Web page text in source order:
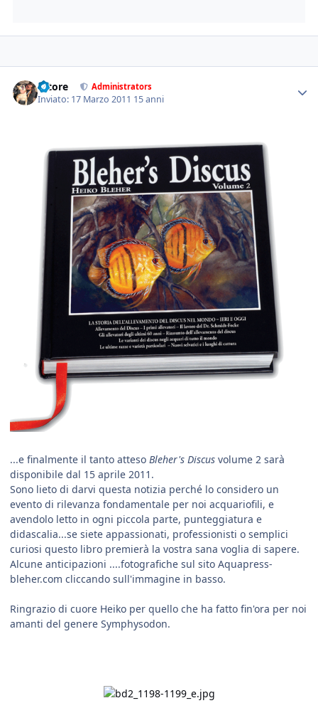
tatore Administrators
Inviato: 17 Marzo 2011 15 anni
...e finalmente il tanto atteso Bleher's Discus volume 2 sarà
disponibile dal 15 aprile 2011.
Sono lieto di darvi questa notizia perché lo considero un
evento di rilevanza fondamentale per noi acquariofili, e
avendolo letto in ogni piccola parte, punteggiatura e
didascalia...se siete appassionati, professionisti o semplici
curiosi questo libro premierà la vostra sana voglia di sapere.
Alcune anticipazioni ....fotografiche sul sito Aquapress-
bleher.com cliccando sull'immagine in basso.
Ringrazio di cuore Heiko per quello che ha fatto fin'ora per noi
amanti del genere Symphysodon.